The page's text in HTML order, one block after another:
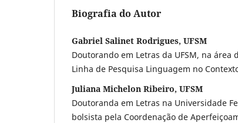
Biografia do Autor
Gabriel Salinet Rodrigues, UFSM
Doutorando em Letras da UFSM, na área
Linha de Pesquisa Linguagem no
Juliana Michelon Ribeiro, UFSM
Doutoranda em Letras na Universidade
bolsista pela Coordenação de